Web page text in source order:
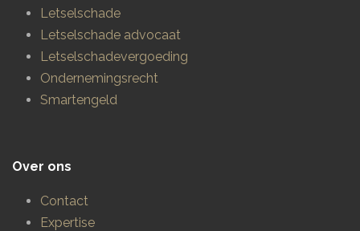
Letselschade
Letselschade advocaat
Letselschadevergoeding
Ondernemingsrecht
Smartengeld
Over ons
Contact
Expertise